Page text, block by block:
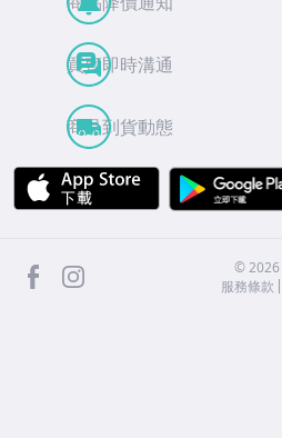
買賣即時溝通
商品到貨動態
APP Store
facebook ©2026
服務條款